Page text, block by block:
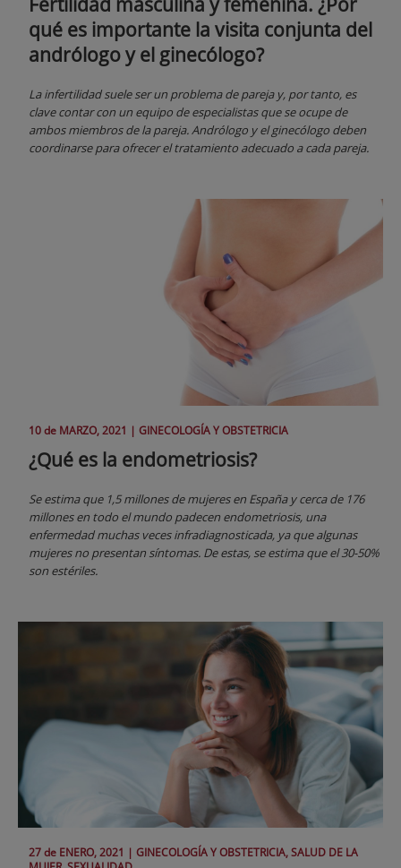
qué es importante la visita conjunta del
andrólogo y el ginecólogo?
La infertilidad suele ser un problema de pareja y, por tanto, es
clave contar con un equipo de especialistas que se ocupe de
ambos miembros de la pareja. Andrólogo y el ginecólogo deben
coordinarse para ofrecer el tratamiento adecuado a cada pareja.
10 de MARZO, 2021 | GINECOLOGÍA Y OBSTETRICIA
¿Qué es la endometriosis?
Se estima que 1,5 millones de mujeres en España y cerca de 176
millones en todo el mundo padecen endometriosis, una
enfermedad muchas veces infradiagnosticada, ya que algunas
mujeres no presentan síntomas. De estas, se estima que el 30-50%
son estériles.
27 de ENERO, 2021 | GINECOLOGÍA Y OBSTETRICIA, SALUD DE LA